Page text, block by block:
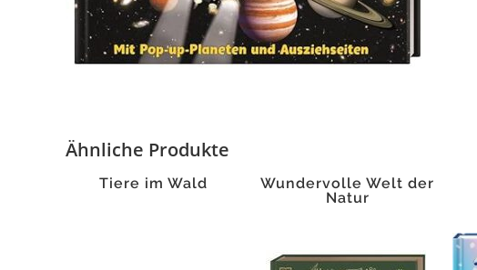
Ähnliche Produkte
Tiere im Wald
Wundervolle Welt der
Natur